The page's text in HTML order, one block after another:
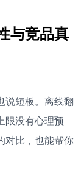
与竞品真
说短板。离线翻
限没有心理预
对比，也能帮你